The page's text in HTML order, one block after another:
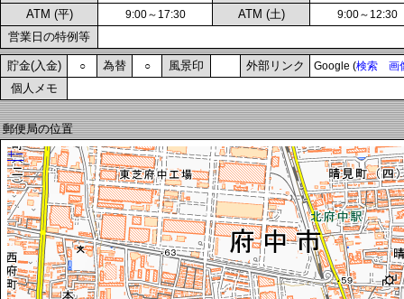
ATM (平) 9:00～17:30 ATM (土) 9:00～12:30
営業日の特例等
貯金(入金) ○ 為替 ○ 風景印 外部リンク Google (検索 画
個人メモ
郵便局の位置